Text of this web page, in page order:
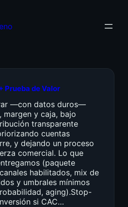
Prueba de Valor
—con datos duros—
margen y caja, bajo
transparente
cuentas
y dejando un proceso
comercial. Lo que
(paquete
habilitados, mix de
y umbrales mínimos
aging).Stop-
si CAC…